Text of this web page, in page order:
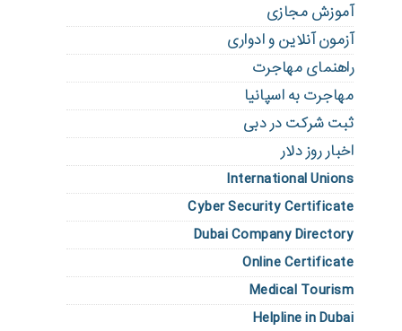
آموزش مجازی
آزمون آنلاین و ادواری
راهنمای مهاجرت
مهاجرت به اسپانیا
ثبت شرکت در دبی
اخبار روز دلار
International Unions
Cyber Security Certificate
Dubai Company Directory
Online Certificate
Medical Tourism
Helpline in Dubai